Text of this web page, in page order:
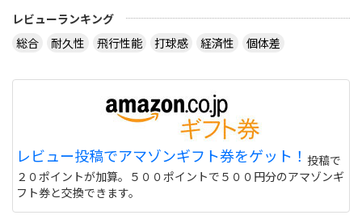
レビューランキング
総合
耐久性 飛行性能 打球感 経済性 個体差
レビュー投稿でアマゾンギフト券をゲット！ 投稿で
２０ポイントが加算。５００ポイントで５００円分のアマゾンギ
フト券と交換できます。